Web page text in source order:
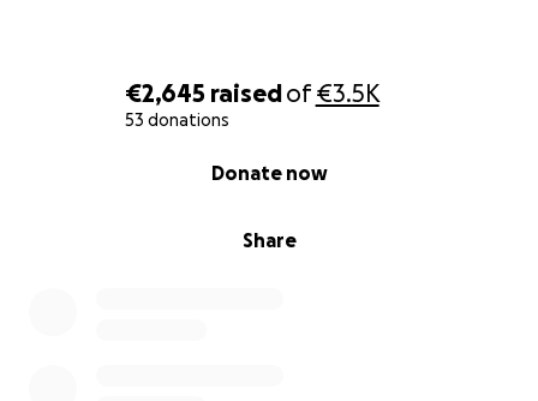
€2,645 raisedof€3.5K
53 donations
Share
Donate now